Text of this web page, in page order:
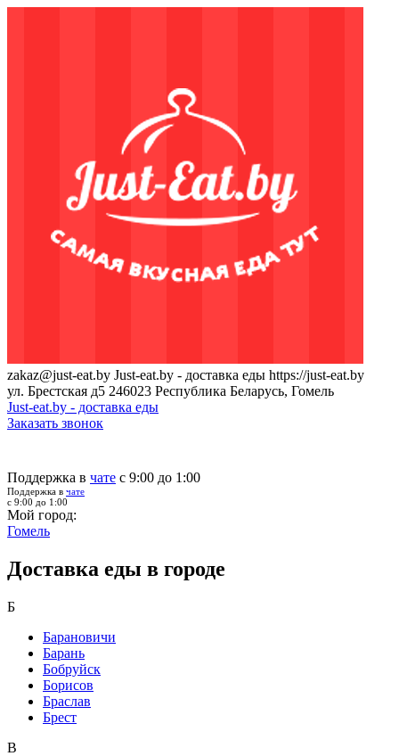
zakaz@just-eat.by Just-eat.by - доставка еды https://just-eat.by
ул. Брестская д5 246023 Республика Беларусь, Гомель
Just-eat.by - доставка еды
Заказать звонок
Поддержка в чате с 9:00 до 1:00
Поддержка в чате
с 9:00 до 1:00
Мой город:
Гомель
Доставка еды в городе
Б
Барановичи
Барань
Бобруйск
Борисов
Браслав
Брест
В